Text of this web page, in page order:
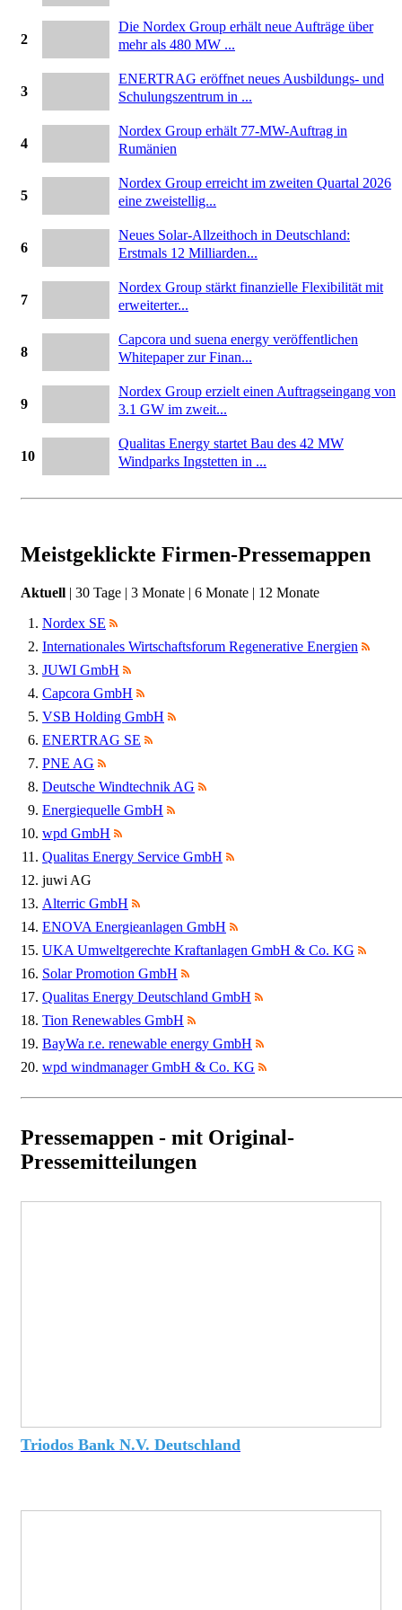
2
Die Nordex Group erhält neue Aufträge über
mehr als 480 MW ...
3
ENERTRAG eröffnet neues Ausbildungs- und
Schulungszentrum in ...
4
Nordex Group erhält 77-MW-Auftrag in
Rumänien
5
Nordex Group erreicht im zweiten Quartal 2026
eine zweistellig...
6
Neues Solar-Allzeithoch in Deutschland:
Erstmals 12 Milliarden...
7
Nordex Group stärkt finanzielle Flexibilität mit
erweiterter...
8
Capcora und suena energy veröffentlichen
Whitepaper zur Finan...
9
Nordex Group erzielt einen Auftragseingang von
3.1 GW im zweit...
10
Qualitas Energy startet Bau des 42 MW
Windparks Ingstetten in ...
Meistgeklickte Firmen-Pressemappen
Aktuell | 30 Tage | 3 Monate | 6 Monate | 12 Monate
Nordex SE
Internationales Wirtschaftsforum Regenerative Energien
JUWI GmbH
Capcora GmbH
VSB Holding GmbH
ENERTRAG SE
PNE AG
Deutsche Windtechnik AG
Energiequelle GmbH
wpd GmbH
Qualitas Energy Service GmbH
juwi AG
Alterric GmbH
ENOVA Energieanlagen GmbH
UKA Umweltgerechte Kraftanlagen GmbH & Co. KG
Solar Promotion GmbH
Qualitas Energy Deutschland GmbH
Tion Renewables GmbH
BayWa r.e. renewable energy GmbH
wpd windmanager GmbH & Co. KG
Pressemappen - mit Original-
Pressemitteilungen
Triodos Bank N.V. Deutschland